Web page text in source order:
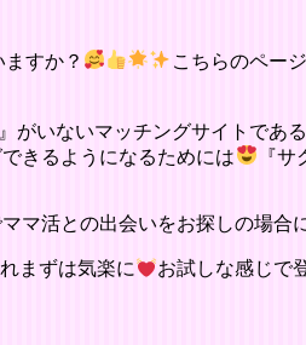
すか？
こちらのペー
がいないマッチングサイトであ
きるようになるためには 『
マ活との出会いをお探しの場合
まずは気楽に お試しな感じで